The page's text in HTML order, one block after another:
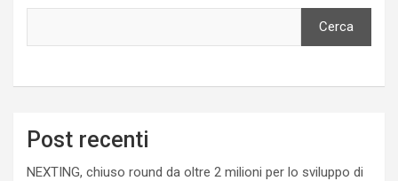
Cerca
Post recenti
NEXTING, chiuso round da oltre 2 milioni per lo sviluppo di